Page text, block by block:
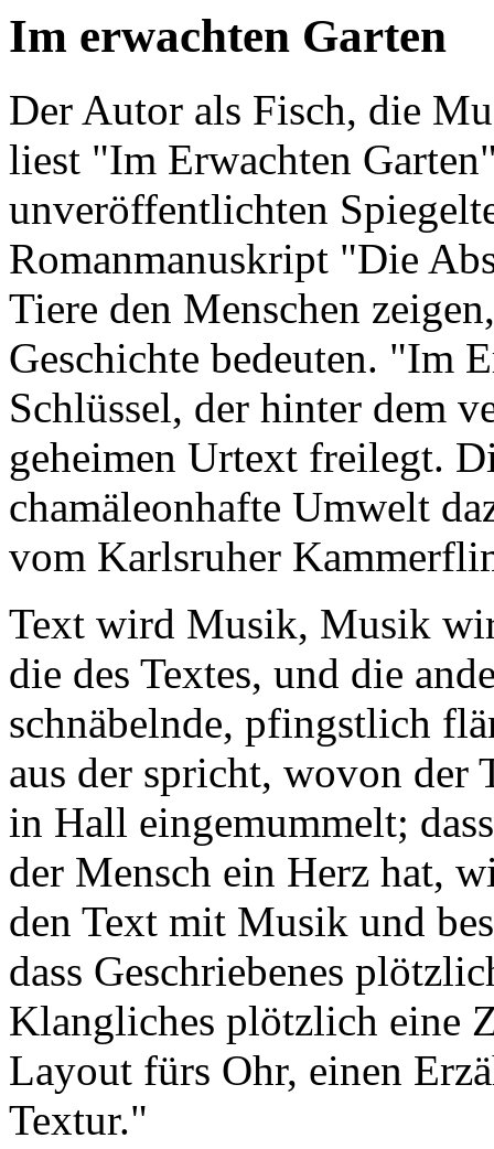
Im erwachten Garten
Der Autor als Fisch, die
liest "Im Erwachten
unveröffentlichten
Romanmanuskript "Die
Tiere den Menschen
Geschichte bedeuten. "Im
Schlüssel, der hinter dem
geheimen Urtext freilegt.
chamäleonhafte Umwelt
vom Karlsruher
Text wird Musik, Musik
die des Textes, und die
schnäbelnde, pfingstlich
aus der spricht, wovon der
in Hall eingemummelt;
der Mensch ein Herz hat,
den Text mit Musik und
dass Geschriebenes
Klangliches plötzlich eine
Layout fürs Ohr, einen
Textur."